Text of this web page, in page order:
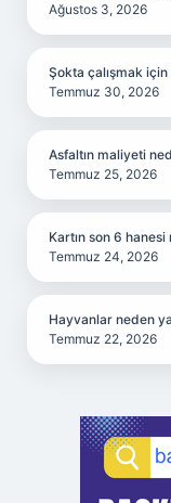
Ağustos 3, 2026
Şokta çalışmak
Temmuz 30, 2026
Asfaltın maliyeti
Temmuz 25, 2026
Kartın son 6
Temmuz 24, 2026
Hayvanlar neden
Temmuz 22, 2026